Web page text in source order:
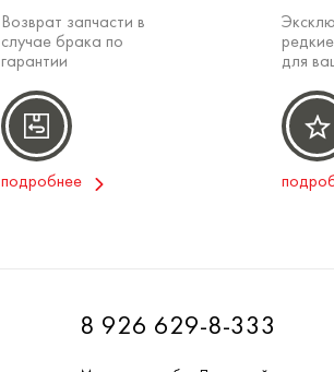
Возврат запчасти в
случае брака по
гарантии
подробнее
для
8 926 629-8-333